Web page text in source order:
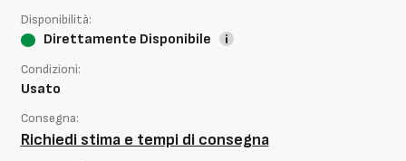
Disponibilità:
Direttamente Disponibile
Condizioni:
Usato
Consegna:
Richiedi stima e tempi di consegna